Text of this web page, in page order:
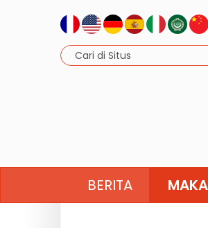
BERITA